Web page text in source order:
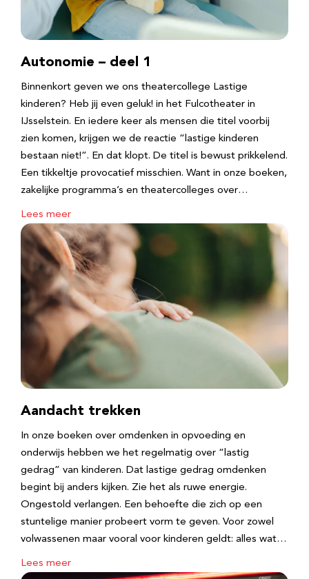
Autonomie – deel 1
Binnenkort geven we ons theatercollege Lastige
kinderen? Heb jij even geluk! in het Fulcotheater in
IJsselstein. En iedere keer als mensen die titel voorbij
zien komen, krijgen we de reactie “lastige kinderen
bestaan niet!”. En dat klopt. De titel is bewust prikkelend.
Een tikkeltje provocatief misschien. Want in onze boeken,
zakelijke programma’s en theatercolleges over…
Lees meer
Aandacht trekken
In onze boeken over omdenken in opvoeding en
onderwijs hebben we het regelmatig over “lastig
gedrag” van kinderen. Dat lastige gedrag omdenken
begint bij anders kijken. Zie het als ruwe energie.
Ongestold verlangen. Een behoefte die zich op een
stuntelige manier probeert vorm te geven. Voor zowel
volwassenen maar vooral voor kinderen geldt: alles wat…
Lees meer